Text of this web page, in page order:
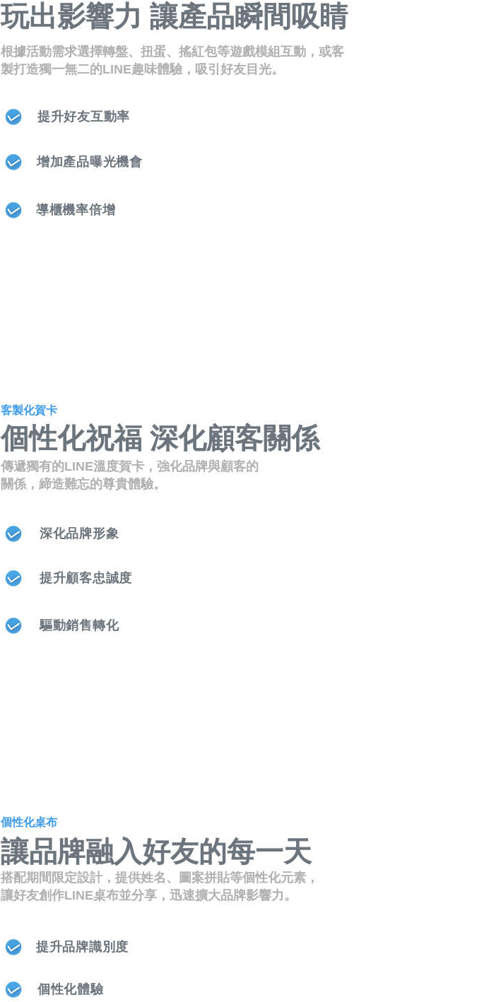
玩出影響力 讓產品瞬間吸睛
根據活動需求選擇轉盤、扭蛋、搖紅包等遊戲模組互動，或客
製打造獨一無二的LINE趣味體驗，吸引好友目光。
提升好友互動率
增加產品曝光機會
導櫃機率倍增
客製化賀卡
個性化祝福 深化顧客關係
傳遞獨有的LINE溫度賀卡，強化品牌與顧客的
關係，締造難忘的尊貴體驗。
深化品牌形象
提升顧客忠誠度
驅動銷售轉化
個性化桌布
讓品牌融入好友的每一天
搭配期間限定設計，提供姓名、圖案拼貼等個性化元素，
讓好友創作LINE桌布並分享，迅速擴大品牌影響力。
提升品牌識別度
個性化體驗